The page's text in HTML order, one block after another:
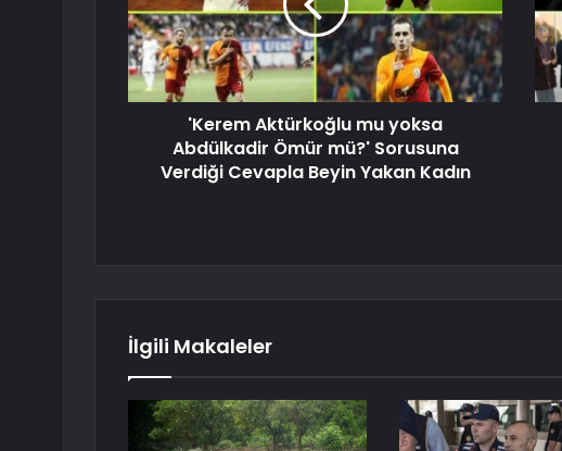
'Kerem Aktürkoğlu mu yoksa
Abdülkadir Ömür mü?' Sorusuna
Verdiği Cevapla Beyin Yakan Kadın
İlgili Makaleler